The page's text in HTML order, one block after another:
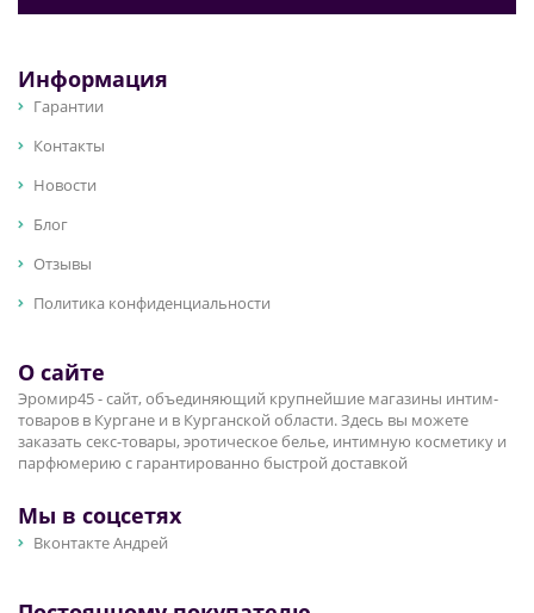
Информация
Гарантии
Контакты
Новости
Блог
Отзывы
Политика конфиденциальности
О сайте
Эромир45 - сайт, объединяющий крупнейшие магазины интим-
товаров в Кургане и в Курганской области. Здесь вы можете
заказать секс-товары, эротическое белье, интимную косметику и
парфюмерию с гарантированно быстрой доставкой
Мы в соцсетях
Вконтакте Андрей